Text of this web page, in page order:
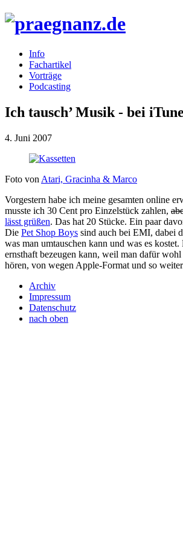
Info
Fachartikel
Vorträge
Podcasting
Ich tausch’ Musik - bei
4. Juni 2007
Foto von Atari, Gracinha & Marco
Vorgestern habe ich meine gesamten online
musste ich 30 Cent pro Einzelstück zahlen,
lässt grüßen. Das hat 20 Stücke. Ein paar
Die Pet Shop Boys sind auch bei EMI, dabei
was man umtauschen kann und was es
ernsthaft bezeugen kann, weil man dafür
hören, von wegen Apple-Format und so
Archiv
Impressum
Datenschutz
nach oben